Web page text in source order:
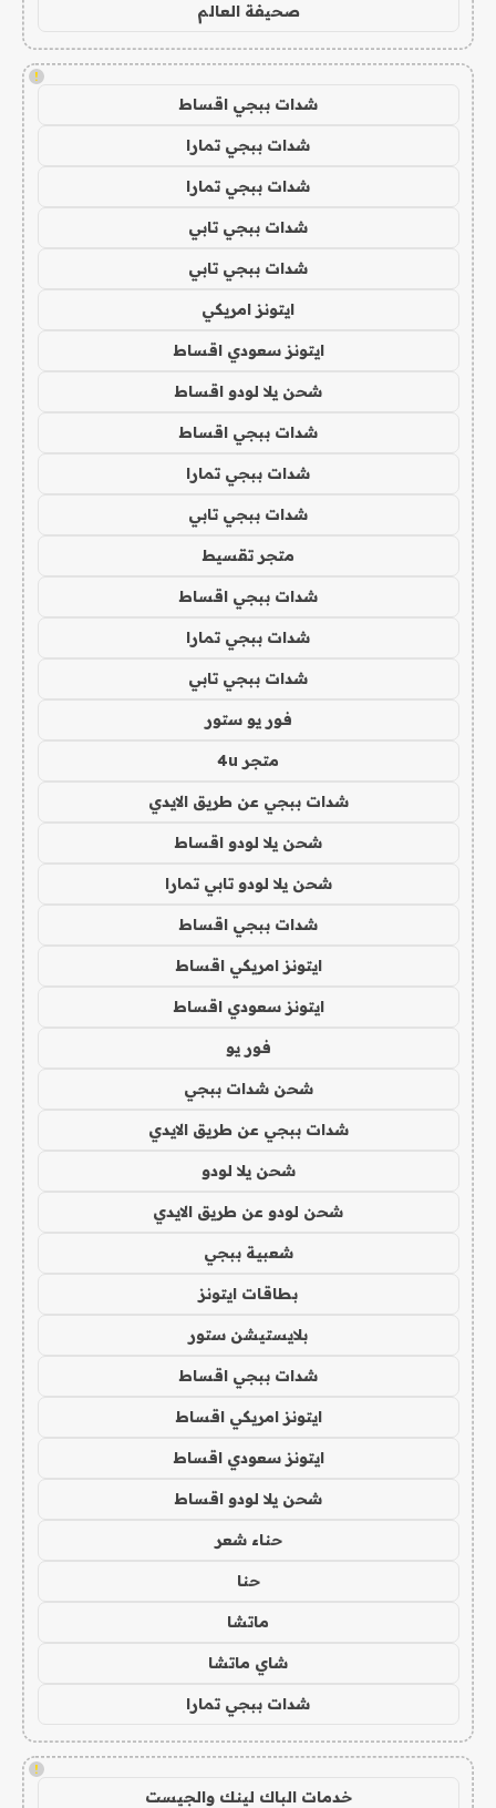
صحيفة العالم
!
شدات ببجي اقساط
شدات ببجي تمارا
شدات ببجي تمارا
شدات ببجي تابي
شدات ببجي تابي
ايتونز امريكي
ايتونز سعودي اقساط
شحن يلا لودو اقساط
شدات ببجي اقساط
شدات ببجي تمارا
شدات ببجي تابي
متجر تقسيط
شدات ببجي اقساط
شدات ببجي تمارا
شدات ببجي تابي
فور يو ستور
متجر 4u
شدات ببجي عن طريق الايدي
شحن يلا لودو اقساط
شحن يلا لودو تابي تمارا
شدات ببجي اقساط
ايتونز امريكي اقساط
ايتونز سعودي اقساط
فور يو
شحن شدات ببجي
شدات ببجي عن طريق الايدي
شحن يلا لودو
شحن لودو عن طريق الايدي
شعبية ببجي
بطاقات ايتونز
بلايستيشن ستور
شدات ببجي اقساط
ايتونز امريكي اقساط
ايتونز سعودي اقساط
شحن يلا لودو اقساط
حناء شعر
حنا
ماتشا
شاي ماتشا
شدات ببجي تمارا
!
خدمات الباك لينك والجيست